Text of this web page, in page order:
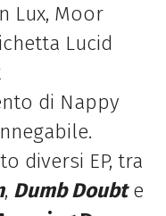
Lux, Moor
Lucid
di Nappy
diversi EP, tra
, Dumb Doubte